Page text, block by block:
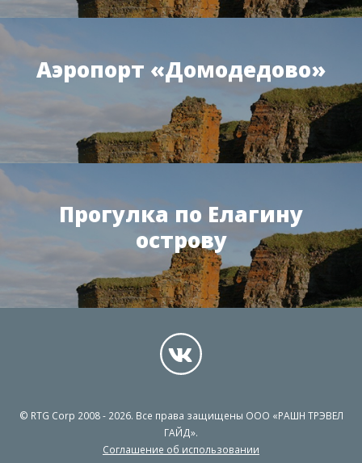
Аэропорт «Домодедово»
Прогулка по Елагину
острову
© RTG Corp 2008 - 2026. Все права защищены ООО «РАШН ТРЭВЕЛ
ГАЙД».
Соглашение об использовании